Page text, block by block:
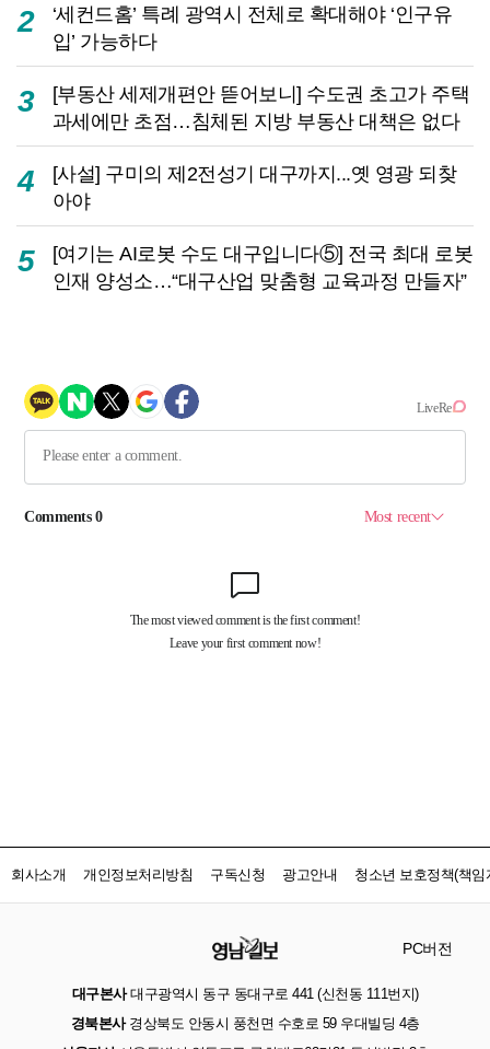
2
‘세컨드홈’ 특례 광역시 전체로 확대해야 ‘인구유
입’ 가능하다
3
[부동산 세제개편안 뜯어보니] 수도권 초고가 주택
과세에만 초점…침체된 지방 부동산 대책은 없다
4
[사설] 구미의 제2전성기 대구까지...옛 영광 되찾
아야
5
[여기는 AI로봇 수도 대구입니다⑤] 전국 최대 로봇
인재 양성소…“대구산업 맞춤형 교육과정 만들자”
회사소개 개인정보처리방침 구독신청 광고안내 청소년 보호정책(책임
PC버전
대구본사대구광역시 동구 동대구로 441 (신천동 111번지)
경북본사경상북도 안동시 풍천면 수호로 59 우대빌딩 4층